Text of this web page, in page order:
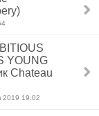
YOUNG
Chateau
2019 19:02